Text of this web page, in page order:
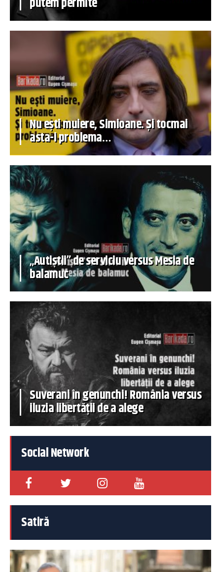
Nu ești muiere, Simioane. Și tocmai
asta-i problema…
„Autiștii” de serviciu versus Mesia de
balamuc
Suverani în genunchi! România versus
iluzia libertății de a alege
Social Network
Satiră